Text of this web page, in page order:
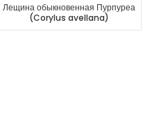
Лещина обыкновенная Пурпуреа
(Corylus avellana)